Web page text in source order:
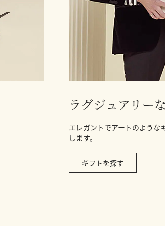
ラグジュアリー
エレガントでアートのような
します。
ギフトを探す